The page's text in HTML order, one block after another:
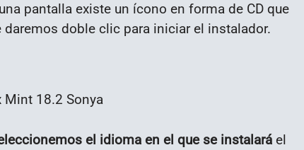
pantalla existe un ícono en forma de CD que
daremos doble clic para iniciar el instalador.
Mint 18.2 Sonya
el idioma en el que se instalará el